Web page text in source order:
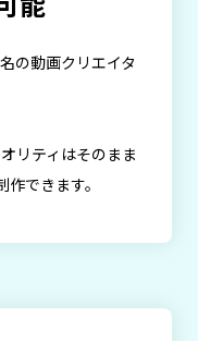
の動画クリエイタ
リティはそのまま
できます。